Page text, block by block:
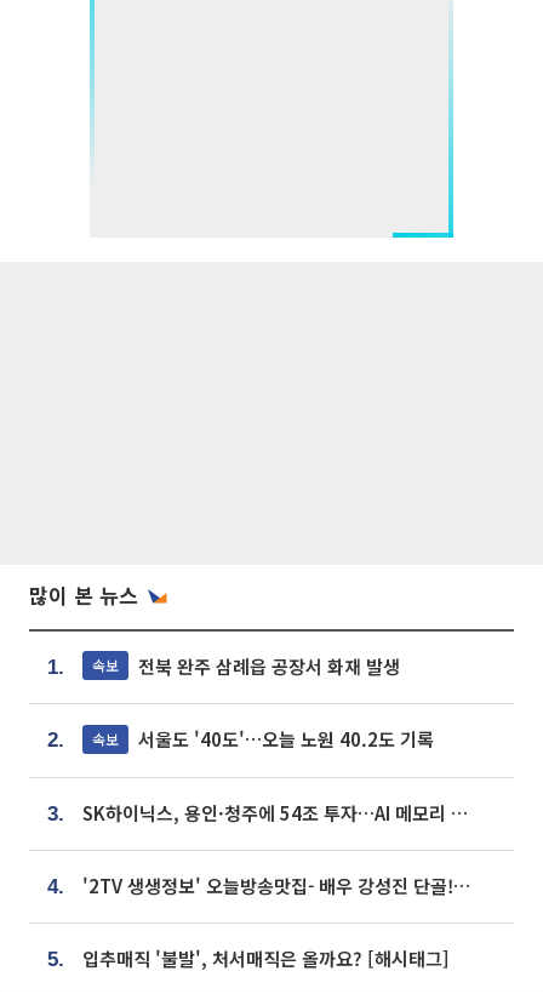
많이 본 뉴스
1. 속보 전북 완주 삼례읍 공장서 화재 발생
2. 속보 서울도 '40도'…오늘 노원 40.2도 기록
3. SK하이닉스, 용인·청주에 54조 투자…AI 메모리 생산기지 키운다
4. '2TV 생생정보' 오늘방송맛집- 배우 강성진 단골! 쌀국수ㆍ푸팟퐁 커리 맛집 '블○○○'
5. 입추매직 '불발', 처서매직은 올까요? [해시태그]